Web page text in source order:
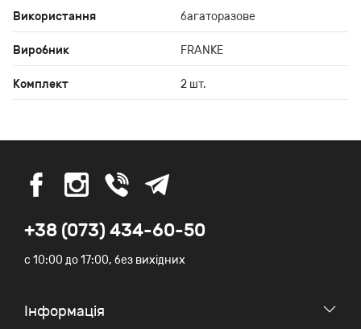
Використання багаторазове
Виробник FRANKE
Комплект 2 шт.
+38 (073) 434-60-50
c 10:00 до 17:00, без вихідних
Iнформація